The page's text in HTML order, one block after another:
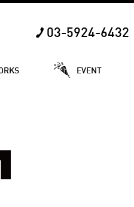
03-5924-6432
EVENT